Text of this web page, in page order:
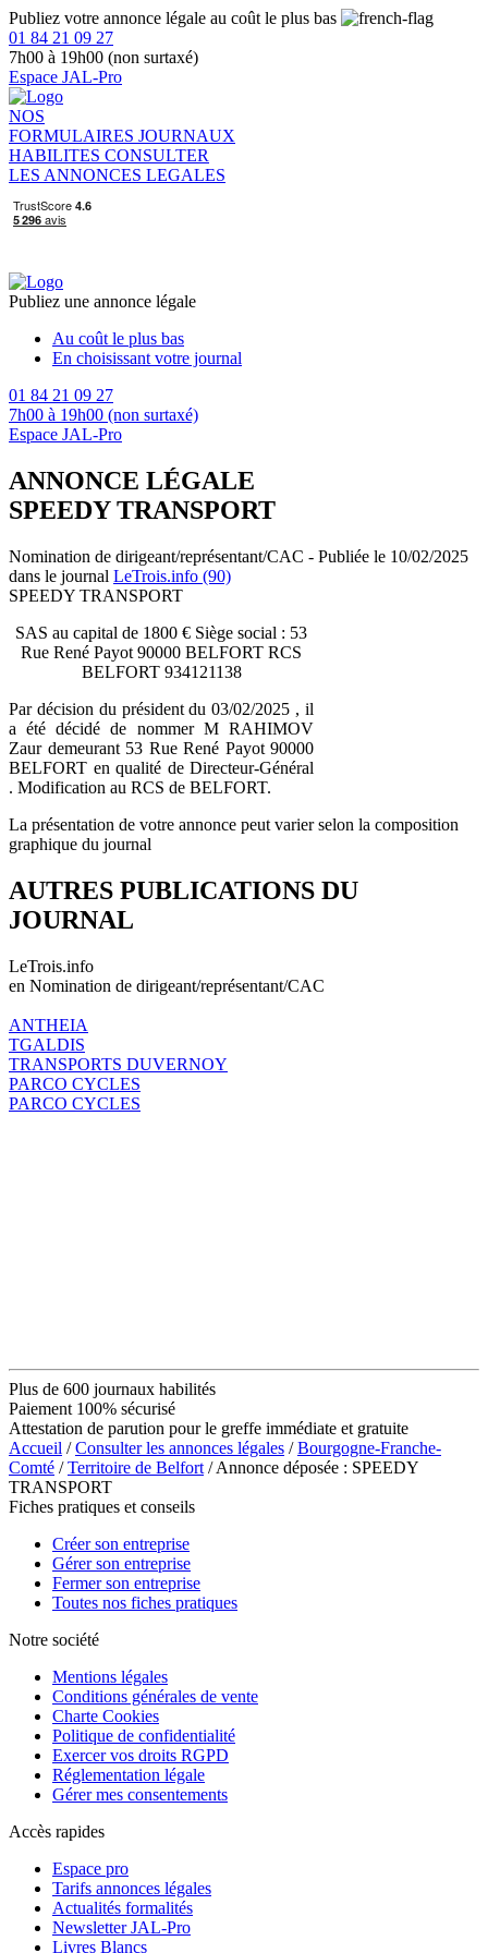
Publiez votre annonce légale au coût le plus bas
01 84 21 09 27
7h00 à 19h00 (non surtaxé)
Espace JAL-Pro
NOS
FORMULAIRES JOURNAUX
HABILITES CONSULTER
LES ANNONCES LEGALES
Publiez une annonce légale
Au coût le plus bas
En choisissant votre journal
01 84 21 09 27
7h00 à 19h00 (non surtaxé)
Espace JAL-Pro
ANNONCE LÉGALE
SPEEDY TRANSPORT
Nomination de dirigeant/représentant/CAC - Publiée le 10/02/2025
dans le journal LeTrois.info (90)
SPEEDY TRANSPORT
SAS au capital de 1800 € Siège social : 53
Rue René Payot 90000 BELFORT RCS
BELFORT 934121138
Par décision du président du 03/02/2025 , il
a été décidé de nommer M RAHIMOV
Zaur demeurant 53 Rue René Payot 90000
BELFORT en qualité de Directeur-Général
. Modification au RCS de BELFORT.
La présentation de votre annonce peut varier selon la composition
graphique du journal
AUTRES PUBLICATIONS DU
JOURNAL
LeTrois.info
en Nomination de dirigeant/représentant/CAC
ANTHEIA
TGALDIS
TRANSPORTS DUVERNOY
PARCO CYCLES
PARCO CYCLES
Plus de 600 journaux habilités
Paiement 100% sécurisé
Attestation de parution pour le greffe immédiate et gratuite
Accueil /Consulter les annonces légales /Bourgogne-Franche-
Comté /Territoire de Belfort / Annonce déposée : SPEEDY
TRANSPORT
Fiches pratiques et conseils
Créer son entreprise
Gérer son entreprise
Fermer son entreprise
Toutes nos fiches pratiques
Notre société
Mentions légales
Conditions générales de vente
Charte Cookies
Politique de confidentialité
Exercer vos droits RGPD
Réglementation légale
Gérer mes consentements
Accès rapides
Espace pro
Tarifs annonces légales
Actualités formalités
Newsletter JAL-Pro
Livres Blancs